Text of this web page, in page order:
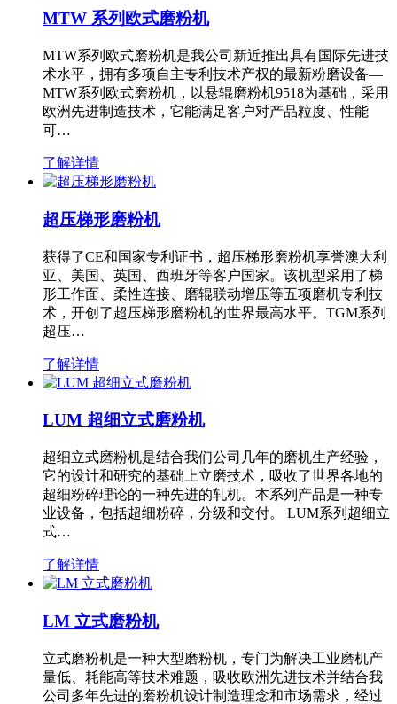
MTW 系列欧式磨粉机
MTW系列欧式磨粉机是我公司新近推出具有国际先进技
术水平，拥有多项自主专利技术产权的最新粉磨设备—
MTW系列欧式磨粉机，以悬辊磨粉机9518为基础，采用
欧洲先进制造技术，它能满足客户对产品粒度、性能
可…
了解详情
超压梯形磨粉机
获得了CE和国家专利证书，超压梯形磨粉机享誉澳大利
亚、美国、英国、西班牙等客户国家。该机型采用了梯
形工作面、柔性连接、磨辊联动增压等五项磨机专利技
术，开创了超压梯形磨粉机的世界最高水平。TGM系列
超压…
了解详情
LUM 超细立式磨粉机
超细立式磨粉机是结合我们公司几年的磨机生产经验，
它的设计和研究的基础上立磨技术，吸收了世界各地的
超细粉碎理论的一种先进的轧机。本系列产品是一种专
业设备，包括超细粉碎，分级和交付。 LUM系列超细立
式…
了解详情
LM 立式磨粉机
立式磨粉机是一种大型磨粉机，专门为解决工业磨机产
量低、耗能高等技术难题，吸收欧洲先进技术并结合我
公司多年先进的磨粉机设计制造理念和市场需求，经过